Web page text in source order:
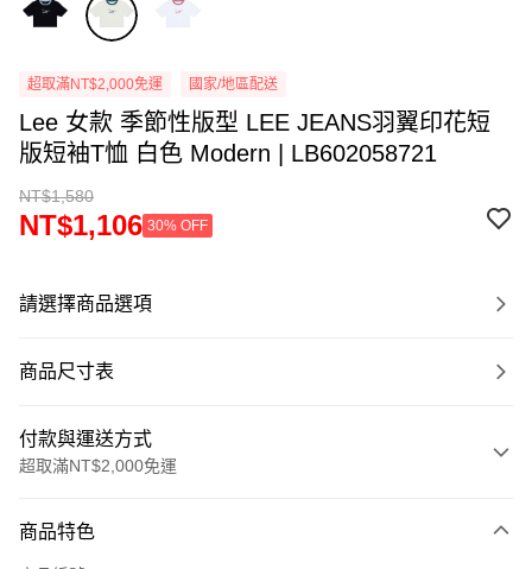
超取滿NT$2,000免運 國家/地區配送
Lee 女款 季節性版型 LEE JEANS羽翼印花短
版短袖T恤 白色 Modern | LB602058721
NT$1,580
NT$1,106 30% OFF
請選擇商品選項
商品尺寸表
付款與運送方式
超取滿NT$2,000免運
信用卡一次付款
商品特色